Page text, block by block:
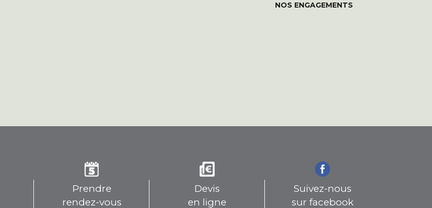
NOS ENGAGEMENTS
Prendre
rendez-vous
Devis
en ligne
Suivez-nous
sur facebook